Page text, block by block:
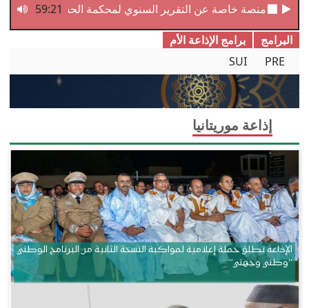
منصة خاصة عن التقرير السنوي لمحكمة الحسابات
59:21
البرامج
برامج الإذاعة الأم
PRE
SUI
إذاعة موريتانيا
الإذاعة تطلق حملة إعلامية لمواكبة النسخة الثانية من البرنامج الوطني
“وطني وجهتي”